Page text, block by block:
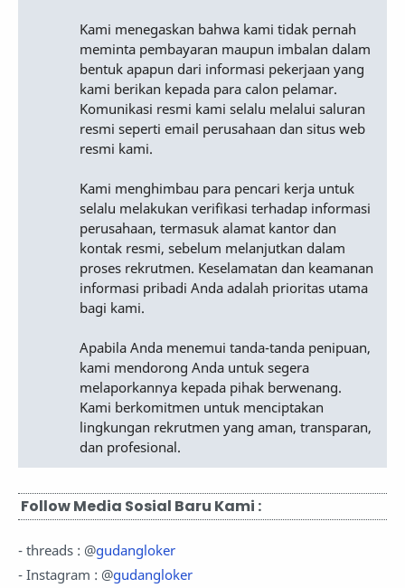
Kami menegaskan bahwa kami tidak pernah
meminta pembayaran maupun imbalan dalam
bentuk apapun dari informasi pekerjaan yang
kami berikan kepada para calon pelamar.
Komunikasi resmi kami selalu melalui saluran
resmi seperti email perusahaan dan situs web
resmi kami.
Kami menghimbau para pencari kerja untuk
selalu melakukan verifikasi terhadap informasi
perusahaan, termasuk alamat kantor dan
kontak resmi, sebelum melanjutkan dalam
proses rekrutmen. Keselamatan dan keamanan
informasi pribadi Anda adalah prioritas utama
bagi kami.
Apabila Anda menemui tanda-tanda penipuan,
kami mendorong Anda untuk segera
melaporkannya kepada pihak berwenang.
Kami berkomitmen untuk menciptakan
lingkungan rekrutmen yang aman, transparan,
dan profesional.
Follow Media Sosial Baru Kami :
- threads : @gudangloker
- Instagram : @gudangloker